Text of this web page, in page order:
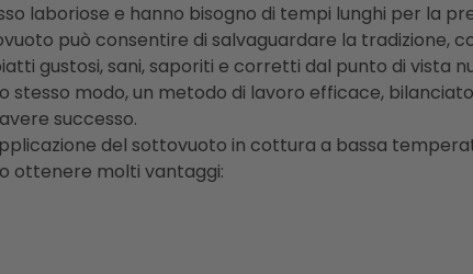
laboriose e hanno bisogno di tempi lunghi per la
può consentire di salvaguardare la tradizione,
gustosi, sani, saporiti e corretti dal punto di vista
stesso modo, un metodo di lavoro efficace,
successo.
del sottovuoto in cottura a bassa
ottenere molti vantaggi: